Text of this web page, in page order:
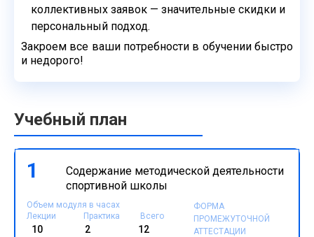
коллективных заявок — значительные скидки и
персональный подход.
Закроем все ваши потребности в обучении быстро
и недорого!
Учебный план
1
Содержание методической деятельности
спортивной школы
Объем модуля в часах
Лекции
Практика Всего
10 2 12
ФОРМА
ПРОМЕЖУТОЧНОЙ
АТТЕСТАЦИИ